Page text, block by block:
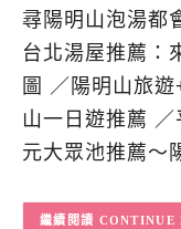
尋陽明山泡湯都
台北湯屋推薦：
圖 ／陽明山旅
山一日遊推薦
元大眾池推薦～
CONTINUE